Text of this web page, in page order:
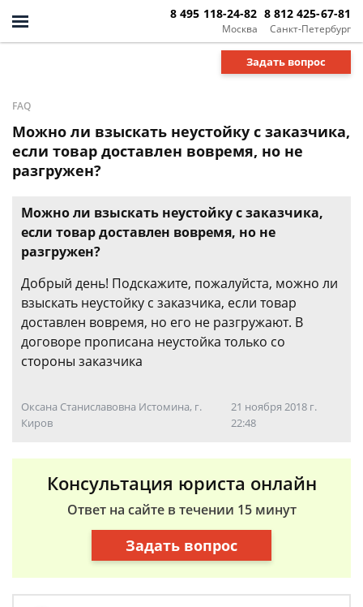
Москва
8 495 118-24-82
Санкт-Петербург
8 812 425-67-81
Задать вопрос
FAQ
Можно ли взыскать неустойку с заказчика,
если товар доставлен вовремя, но не
разгружен?
Можно ли взыскать неустойку с заказчика,
если товар доставлен вовремя, но не
разгружен?
Добрый день! Подскажите, пожалуйста, можно ли
взыскать неустойку с заказчика, если товар
доставлен вовремя, но его не разгружают. В
договоре прописана неустойка только со
стороны заказчика
Оксана Станиславовна Истомина, г.
Киров
21 ноября 2018 г.
22:48
Консультация юриста онлайн
Ответ на сайте в течении 15 минут
Задать вопрос